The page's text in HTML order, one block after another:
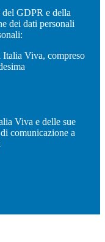
del GDPR e della
dei dati personali
Italia Viva, compreso
Viva e delle sue
comunicazione a